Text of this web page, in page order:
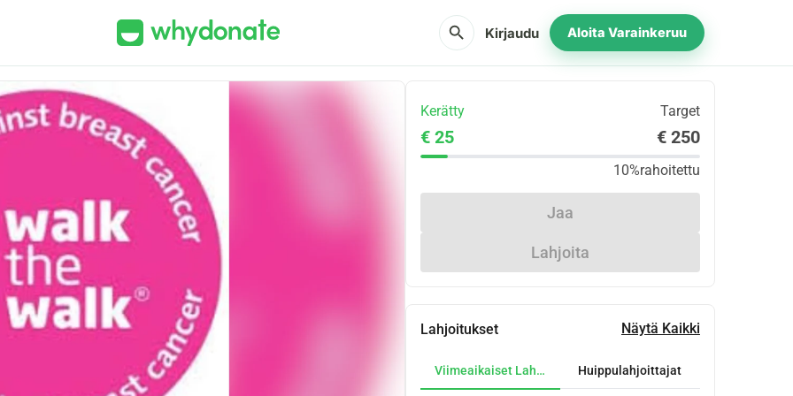
search Kirjaudu Aloita Varainkeruu
Kerätty Target
€ 25 € 250
10%rahoitettu
Jaa
Lahjoita
Lahjoitukset Näytä Kaikki
Viimeaikaiset LahjoituksetHuippulahjoittajat